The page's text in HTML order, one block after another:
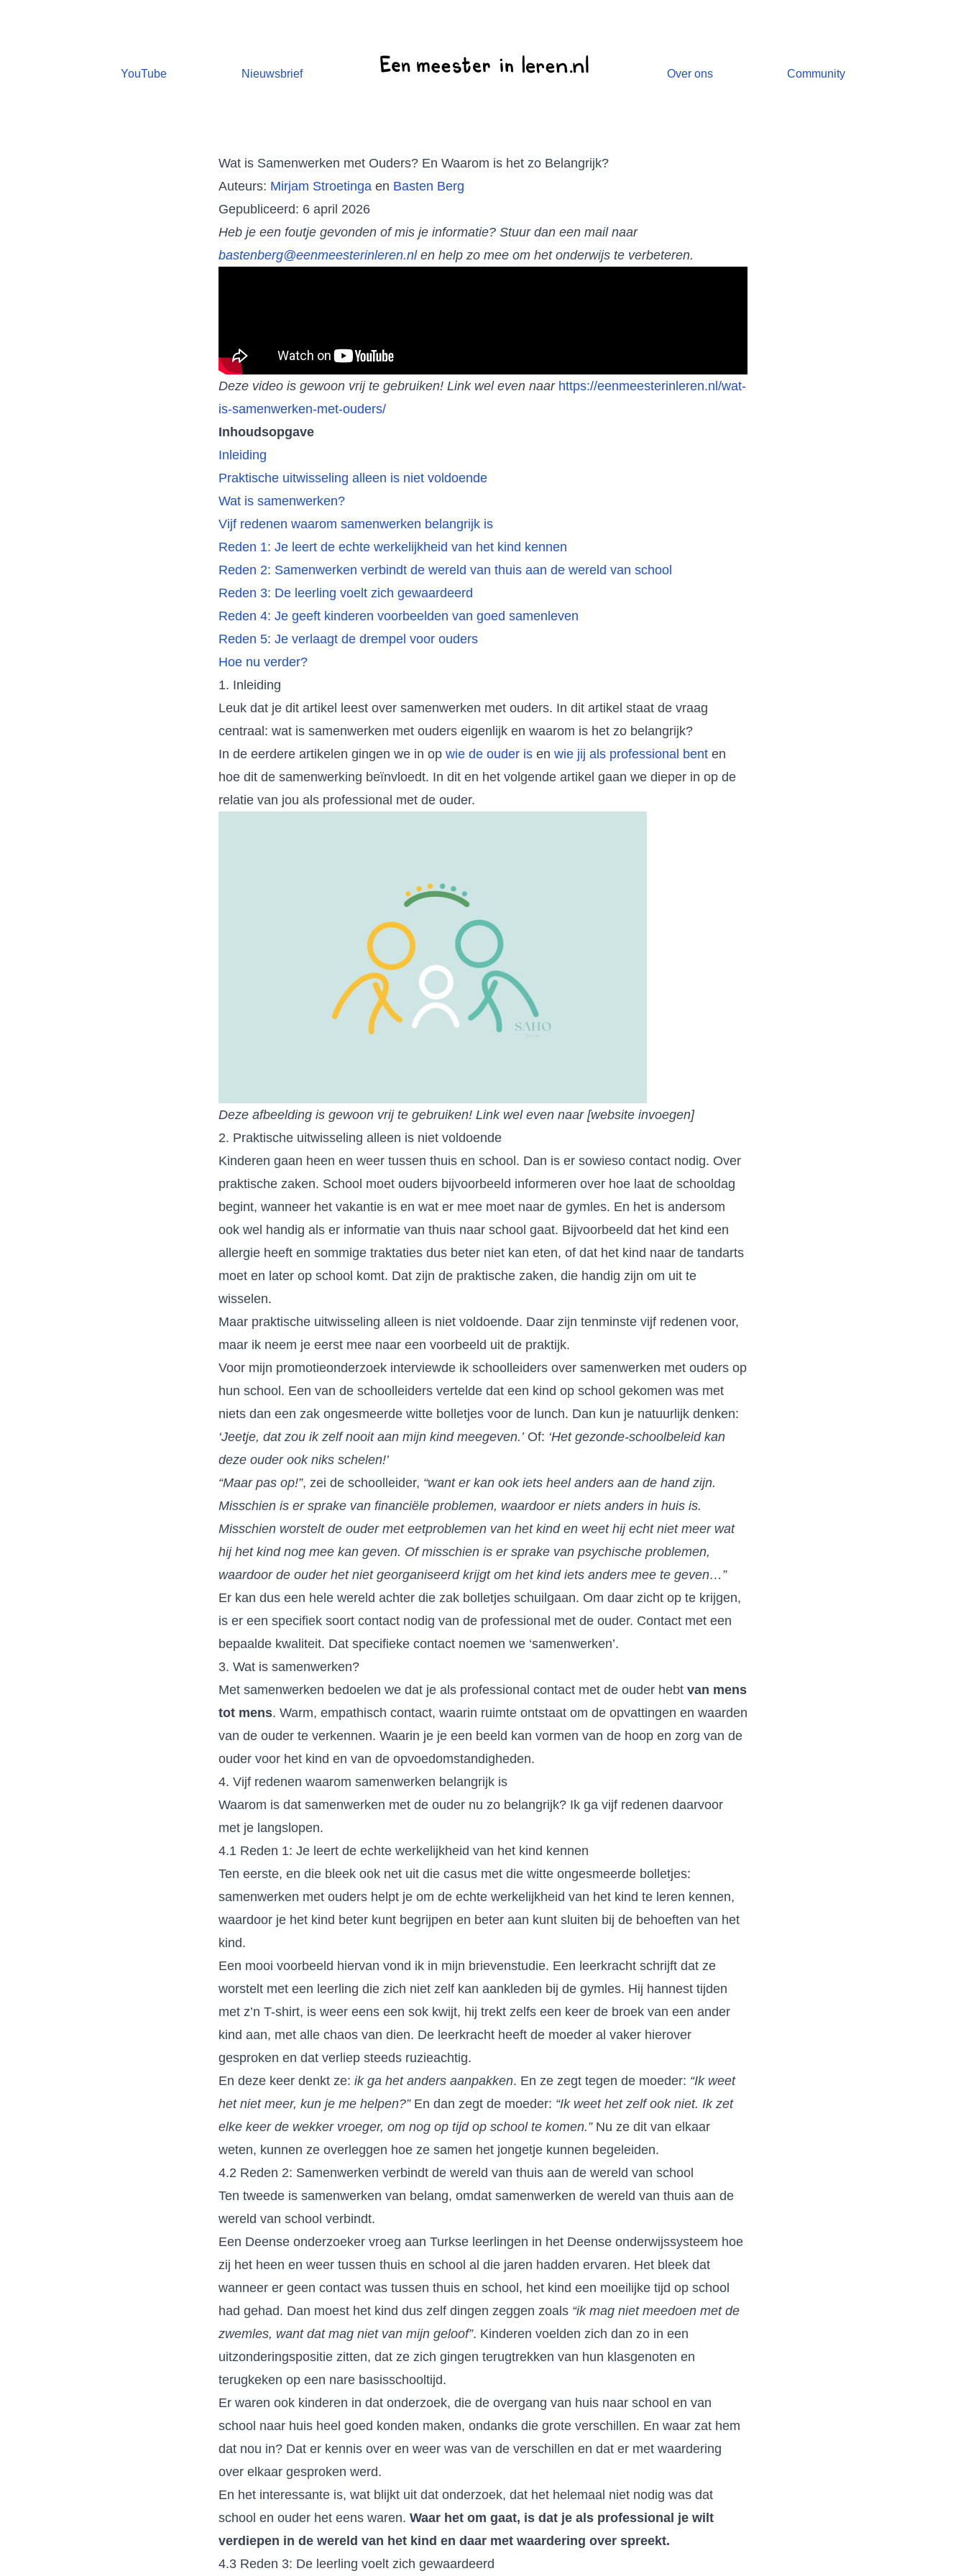
YouTube Nieuwsbrief Over ons Community
Wat is Samenwerken met Ouders? En Waarom is het zo Belangrijk?
Auteurs: Mirjam Stroetinga en Basten Berg
Gepubliceerd: 6 april 2026
Heb je een foutje gevonden of mis je informatie? Stuur dan een mail naar
bastenberg@eenmeesterinleren.nlen help zo mee om het onderwijs te verbeteren.
Deze video is gewoon vrij te gebruiken! Link wel even naar https://eenmeesterinleren.nl/wat-
is-samenwerken-met-ouders/
Inhoudsopgave
Inleiding
Praktische uitwisseling alleen is niet voldoende
Wat is samenwerken?
Vijf redenen waarom samenwerken belangrijk is
Reden 1: Je leert de echte werkelijkheid van het kind kennen
Reden 2: Samenwerken verbindt de wereld van thuis aan de wereld van school
Reden 3: De leerling voelt zich gewaardeerd
Reden 4: Je geeft kinderen voorbeelden van goed samenleven
Reden 5: Je verlaagt de drempel voor ouders
Hoe nu verder?
1. Inleiding
Leuk dat je dit artikel leest over samenwerken met ouders. In dit artikel staat de vraag
centraal: wat is samenwerken met ouders eigenlijk en waarom is het zo belangrijk?
In de eerdere artikelen gingen we in op wie de ouder is en wie jij als professional bent en
hoe dit de samenwerking beïnvloedt. In dit en het volgende artikel gaan we dieper in op de
relatie van jou als professional met de ouder.
Deze afbeelding is gewoon vrij te gebruiken! Link wel even naar [website invoegen]
2. Praktische uitwisseling alleen is niet voldoende
Kinderen gaan heen en weer tussen thuis en school. Dan is er sowieso contact nodig. Over
praktische zaken. School moet ouders bijvoorbeeld informeren over hoe laat de schooldag
begint, wanneer het vakantie is en wat er mee moet naar de gymles. En het is andersom
ook wel handig als er informatie van thuis naar school gaat. Bijvoorbeeld dat het kind een
allergie heeft en sommige traktaties dus beter niet kan eten, of dat het kind naar de tandarts
moet en later op school komt. Dat zijn de praktische zaken, die handig zijn om uit te
wisselen.
Maar praktische uitwisseling alleen is niet voldoende. Daar zijn tenminste vijf redenen voor,
maar ik neem je eerst mee naar een voorbeeld uit de praktijk.
Voor mijn promotieonderzoek interviewde ik schoolleiders over samenwerken met ouders op
hun school. Een van de schoolleiders vertelde dat een kind op school gekomen was met
niets dan een zak ongesmeerde witte bolletjes voor de lunch. Dan kun je natuurlijk denken:
‘Jeetje, dat zou ik zelf nooit aan mijn kind meegeven.’Of: ‘Het gezonde-schoolbeleid kan
deze ouder ook niks schelen!’
“Maar pas op!”, zei de schoolleider, “want er kan ook iets heel anders aan de hand zijn.
Misschien is er sprake van financiële problemen, waardoor er niets anders in huis is.
Misschien worstelt de ouder met eetproblemen van het kind en weet hij echt niet meer wat
hij het kind nog mee kan geven. Of misschien is er sprake van psychische problemen,
waardoor de ouder het niet georganiseerd krijgt om het kind iets anders mee te geven…”
Er kan dus een hele wereld achter die zak bolletjes schuilgaan. Om daar zicht op te krijgen,
is er een specifiek soort contact nodig van de professional met de ouder. Contact met een
bepaalde kwaliteit. Dat specifieke contact noemen we ‘samenwerken’.
3. Wat is samenwerken?
Met samenwerken bedoelen we dat je als professional contact met de ouder hebt van mens
tot mens. Warm, empathisch contact, waarin ruimte ontstaat om de opvattingen en waarden
van de ouder te verkennen. Waarin je je een beeld kan vormen van de hoop en zorg van de
ouder voor het kind en van de opvoedomstandigheden.
4. Vijf redenen waarom samenwerken belangrijk is
Waarom is dat samenwerken met de ouder nu zo belangrijk? Ik ga vijf redenen daarvoor
met je langslopen.
4.1 Reden 1: Je leert de echte werkelijkheid van het kind kennen
Ten eerste, en die bleek ook net uit die casus met die witte ongesmeerde bolletjes:
samenwerken met ouders helpt je om de echte werkelijkheid van het kind te leren kennen,
waardoor je het kind beter kunt begrijpen en beter aan kunt sluiten bij de behoeften van het
kind.
Een mooi voorbeeld hiervan vond ik in mijn brievenstudie. Een leerkracht schrijft dat ze
worstelt met een leerling die zich niet zelf kan aankleden bij de gymles. Hij hannest tijden
met z’n T-shirt, is weer eens een sok kwijt, hij trekt zelfs een keer de broek van een ander
kind aan, met alle chaos van dien. De leerkracht heeft de moeder al vaker hierover
gesproken en dat verliep steeds ruzieachtig.
En deze keer denkt ze: ik ga het anders aanpakken. En ze zegt tegen de moeder: “Ik weet
het niet meer, kun je me helpen?”En dan zegt de moeder: “Ik weet het zelf ook niet. Ik zet
elke keer de wekker vroeger, om nog op tijd op school te komen.”Nu ze dit van elkaar
weten, kunnen ze overleggen hoe ze samen het jongetje kunnen begeleiden.
4.2 Reden 2: Samenwerken verbindt de wereld van thuis aan de wereld van school
Ten tweede is samenwerken van belang, omdat samenwerken de wereld van thuis aan de
wereld van school verbindt.
Een Deense onderzoeker vroeg aan Turkse leerlingen in het Deense onderwijssysteem hoe
zij het heen en weer tussen thuis en school al die jaren hadden ervaren. Het bleek dat
wanneer er geen contact was tussen thuis en school, het kind een moeilijke tijd op school
had gehad. Dan moest het kind dus zelf dingen zeggen zoals “ik mag niet meedoen met de
zwemles, want dat mag niet van mijn geloof”. Kinderen voelden zich dan zo in een
uitzonderingspositie zitten, dat ze zich gingen terugtrekken van hun klasgenoten en
terugkeken op een nare basisschooltijd.
Er waren ook kinderen in dat onderzoek, die de overgang van huis naar school en van
school naar huis heel goed konden maken, ondanks die grote verschillen. En waar zat hem
dat nou in? Dat er kennis over en weer was van de verschillen en dat er met waardering
over elkaar gesproken werd.
En het interessante is, wat blijkt uit dat onderzoek, dat het helemaal niet nodig was dat
school en ouder het eens waren. Waar het om gaat, is dat je als professional je wilt
verdiepen in de wereld van het kind en daar met waardering over spreekt.
4.3 Reden 3: De leerling voelt zich gewaardeerd